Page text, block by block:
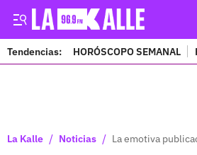
Tendencias: HORÓSCOPO SEMANAL
La Kalle / Noticias / La emotiva